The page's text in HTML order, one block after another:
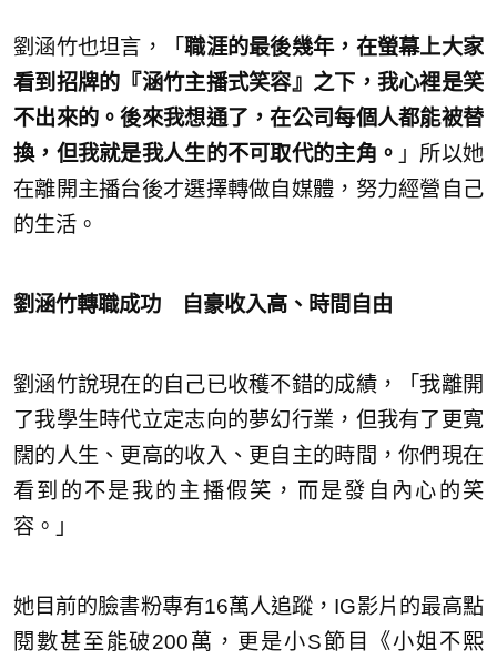
劉涵竹也坦言，「職涯的最後幾年，在螢幕上大家
看到招牌的『涵竹主播式笑容』之下，我心裡是笑
不出來的。後來我想通了，在公司每個人都能被替
換，但我就是我人生的不可取代的主角。 」所以她
在離開主播台後才選擇轉做自媒體，努力經營自己
的生活。
劉涵竹轉職成功 自豪收入高、時間自由
劉涵竹說現在的自己已收穫不錯的成績，「我離開
了我學生時代立定志向的夢幻行業，但我有了更寬
闊的人生、更高的收入、更自主的時間，你們現在
看到的不是我的主播假笑，而是發自內心的笑
容。」
她目前的臉書粉專有16萬人追蹤，IG影片的最高點
閱數甚至能破200萬，更是小S節目《小姐不熙